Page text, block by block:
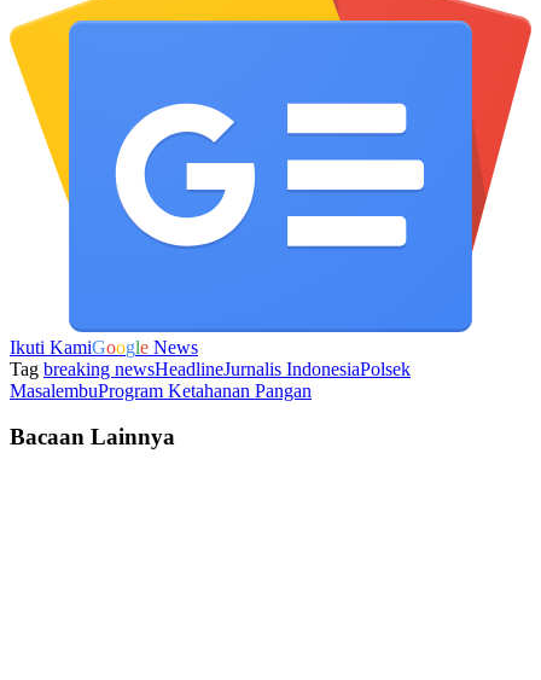
Ikuti KamiGoogle News
Tag breaking newsHeadlineJurnalis IndonesiaPolsek
MasalembuProgram Ketahanan Pangan
Bacaan Lainnya